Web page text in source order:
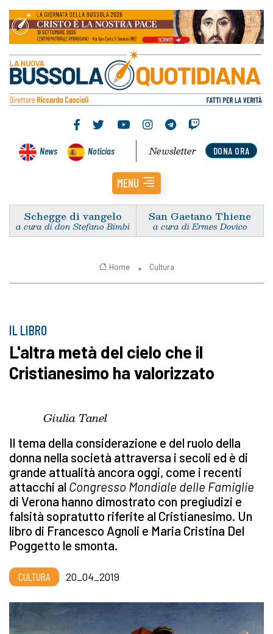
News Noticias DONA ORA
Newsletter
MENU
Schegge di vangelo
a cura di don Stefano Bimbi
San Gaetano Thiene
a cura di Ermes Dovico
Home Cultura
IL LIBRO
L'altra metà del cielo che il
Cristianesimo ha valorizzato
Giulia Tanel
Il tema della considerazione e del ruolo della
donna nella società attraversa i secoli ed è di
grande attualità ancora oggi, come i recenti
attacchi al Congresso Mondiale delle Famiglie
di Verona hanno dimostrato con pregiudizi e
falsità sopratutto riferite al Cristianesimo. Un
libro di Francesco Agnoli e Maria Cristina Del
Poggetto le smonta.
CULTURA 20_04_2019